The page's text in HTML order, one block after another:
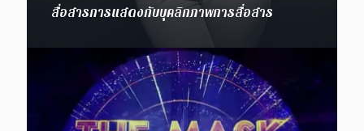
สื่อสารการแสดงกับบุคลิกภาพการสื่อสาร